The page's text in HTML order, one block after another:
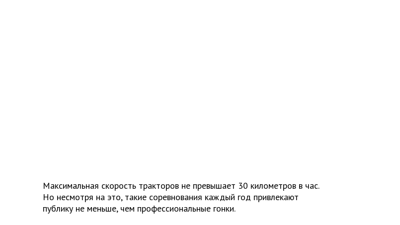
Максимальная скорость тракторов не превышает 30 километров в час.
Но несмотря на это, такие соревнования каждый год привлекают
публику не меньше, чем профессиональные гонки.